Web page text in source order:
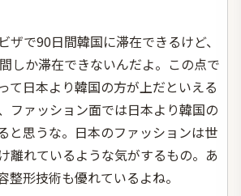
ザで90日間韓国に滞在できるけど、
しか滞在できないんだよ。この点で
て日本より韓国の方が上だといえる
ファッション面では日本より韓国の
と思うな。日本のファッションは世
離れているような気がするもの。あ
整形技術も優れているよね。